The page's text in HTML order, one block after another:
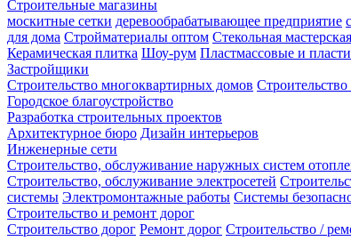
Строительные магазины
москитные сетки деревообрабатывающее предприятие
для дома Стройматериалы оптом Стекольная мастерская
Керамическая плитка Шоу-рум Пластмассовые и
Застройщики
Строительство многоквартирных домов
Городское благоустройство
Разработка строительных проектов
Архитектурное бюро Дизайн интерьеров
Инженерные сети
Строительство, обслуживание наружных систем
Строительство, обслуживание электросетей
системы Электромонтажные работы Системы
Строительство и ремонт дорог
Строительство дорог Ремонт дорог Строительство /